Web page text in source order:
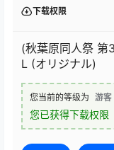
下载权限
(秋葉原同人祭 第
L (オリジナル)
您当前的等级为 游客
您已获得下载权限